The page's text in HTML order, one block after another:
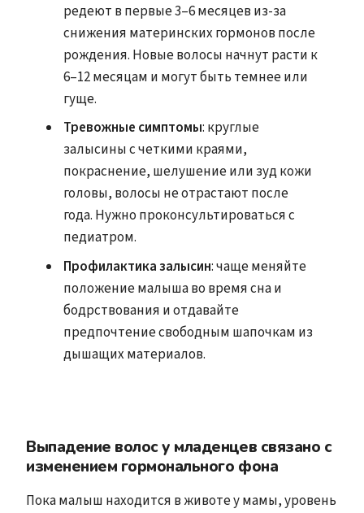
редеют в первые 3–6 месяцев из-за
снижения материнских гормонов после
рождения. Новые волосы начнут расти к
6–12 месяцам и могут быть темнее или
гуще.
Тревожные симптомы: круглые
залысины с четкими краями,
покраснение, шелушение или зуд кожи
головы, волосы не отрастают после
года. Нужно проконсультироваться с
педиатром.
Профилактика залысин: чаще меняйте
положение малыша во время сна и
бодрствования и отдавайте
предпочтение свободным шапочкам из
дышащих материалов.
Выпадение волос у младенцев связано с
изменением гормонального фона
Пока малыш находится в животе у мамы, уровень